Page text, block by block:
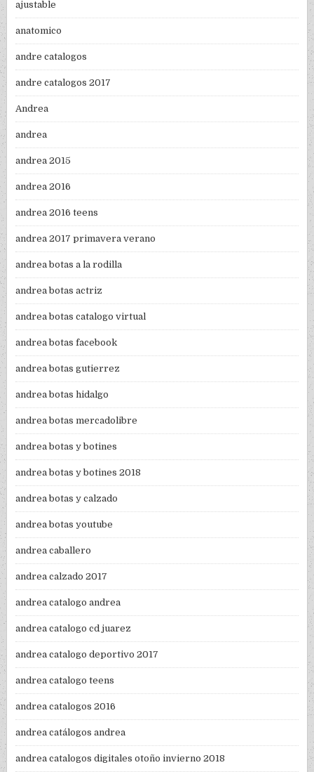
ajustable
anatomico
andre catalogos
andre catalogos 2017
Andrea
andrea
andrea 2015
andrea 2016
andrea 2016 teens
andrea 2017 primavera verano
andrea botas a la rodilla
andrea botas actriz
andrea botas catalogo virtual
andrea botas facebook
andrea botas gutierrez
andrea botas hidalgo
andrea botas mercadolibre
andrea botas y botines
andrea botas y botines 2018
andrea botas y calzado
andrea botas youtube
andrea caballero
andrea calzado 2017
andrea catalogo andrea
andrea catalogo cd juarez
andrea catalogo deportivo 2017
andrea catalogo teens
andrea catalogos 2016
andrea catálogos andrea
andrea catalogos digitales otoño invierno 2018